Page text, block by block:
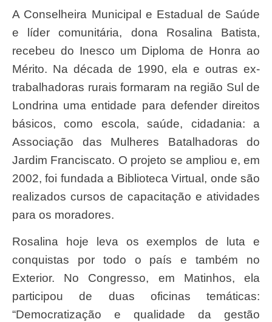
A Conselheira Municipal e Estadual de Saúde
e líder comunitária, dona Rosalina Batista,
recebeu do Inesco um Diploma de Honra ao
Mérito. Na década de 1990, ela e outras ex-
trabalhadoras rurais formaram na região Sul de
Londrina uma entidade para defender direitos
básicos, como escola, saúde, cidadania: a
Associação das Mulheres Batalhadoras do
Jardim Franciscato. O projeto se ampliou e, em
2002, foi fundada a Biblioteca Virtual, onde são
realizados cursos de capacitação e atividades
para os moradores.
Rosalina hoje leva os exemplos de luta e
conquistas por todo o país e também no
Exterior. No Congresso, em Matinhos, ela
participou de duas oficinas temáticas:
“Democratização e qualidade da gestão